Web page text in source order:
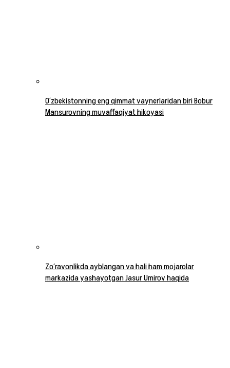
O‘zbekistonning eng qimmat vaynerlaridan biri Bobur
Mansurovning muvaffaqiyat hikoyasi
Zo‘ravonlikda ayblangan va hali ham mojarolar
markazida yashayotgan Jasur Umirov haqida